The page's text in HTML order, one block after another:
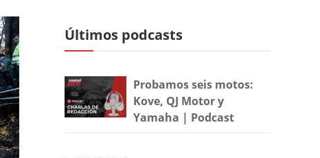
Últimos podcasts
Probamos seis motos:
Kove, QJ Motor y
Yamaha | Podcast